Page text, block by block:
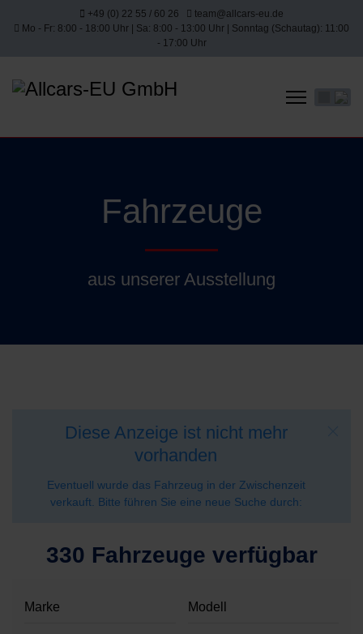
+49 (0) 22 55 / 60 26
team@allcars-eu.de
Mo - Fr: 8:00 - 18:00 Uhr | Sa: 8:00 - 13:00 Uhr | Sonntag (Schautag): 11:00
- 17:00 Uhr
Fahrzeuge
aus unserer Ausstellung
Diese Anzeige ist nicht mehr
vorhanden
Eventuell wurde das Fahrzeug in der Zwischenzeit
verkauft. Bitte führen Sie eine neue Suche durch:
330 Fahrzeuge verfügbar